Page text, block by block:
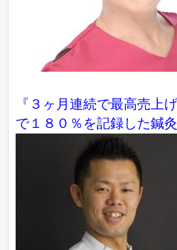
『３ヶ月連続で最高売上
で１８０％を記録した鍼